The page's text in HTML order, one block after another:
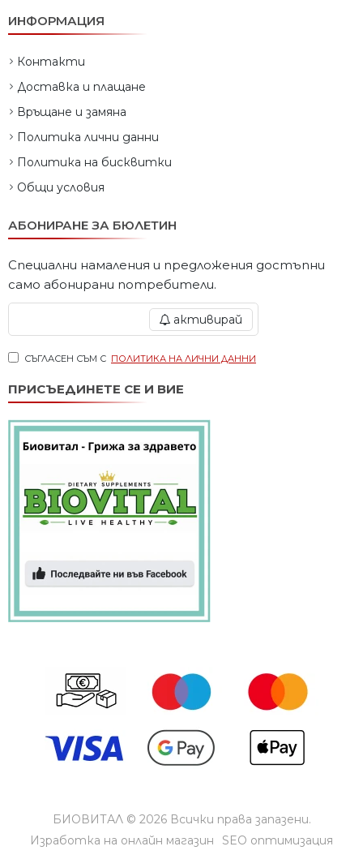
ИНФОРМАЦИЯ
Контакти
Доставка и плащане
Връщане и замяна
Политика лични данни
Политика на бисквитки
Общи условия
АБОНИРАНЕ ЗА БЮЛЕТИН
Специални намаления и предложения достъпни
само абонирани потребители.
активирай
СЪГЛАСЕН СЪМ С ПОЛИТИКА НА ЛИЧНИ ДАННИ
ПРИСЪЕДИНЕТЕ СЕ И ВИЕ
БИОВИТАЛ © 2026 Всички права запазени.
Изработка на онлайн магазин
SEO оптимизация